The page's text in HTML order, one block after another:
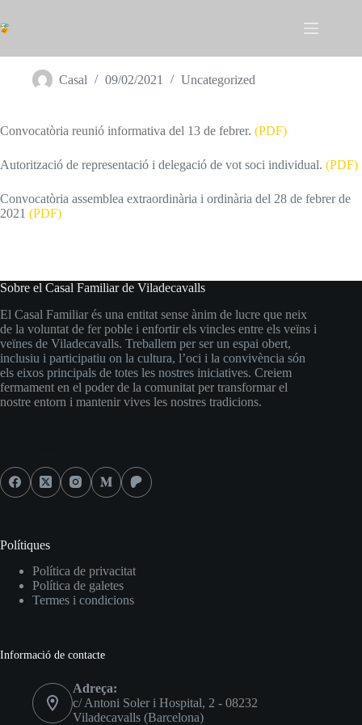
al
contingut
Casal 09/02/2021 Uncategorized
Convocatòria reunió informativa del 13 de febrer. (PDF)
Autorització de representació i delegació de vot soci individual. (PDF)
Convocatòria assemblea extraordinària i ordinària del 28 de febrer de
2021 (PDF)
Sobre el Casal Familiar de Viladecavalls
El Casal Familiar és una entitat sense ànim de lucre que neix
de la voluntat de fer poble i enfortir els vincles entre els veïns i
veïnes de Viladecavalls. Treballem per ser un espai obert,
inclusiu i participatiu on la cultura, l’oci i la convivència són
els eixos principals de totes les nostres iniciatives. Creiem
fermament en el poder de la comunitat per transformar el
nostre entorn i mantenir vives les nostres tradicions.
Polítiques
Política de privacitat
Política de galetes
Termes i condicions
Informació de contacte
Adreça:
c/ Antoni Soler i Hospital, 2 - 08232
Viladecavalls (Barcelona)